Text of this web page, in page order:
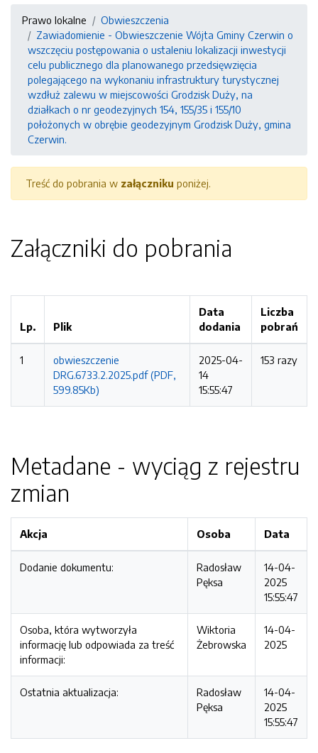
Prawo lokalne
Obwieszczenia
Zawiadomienie - Obwieszczenie Wójta Gminy Czerwin o
wszczęciu postępowania o ustaleniu lokalizacji inwestycji
celu publicznego dla planowanego przedsięwzięcia
polegającego na wykonaniu infrastruktury turystycznej
wzdłuż zalewu w miejscowości Grodzisk Duży, na
działkach o nr geodezyjnych 154, 155/35 i 155/10
położonych w obrębie geodezyjnym Grodzisk Duży, gmina
Czerwin.
Treść do pobrania w załączniku poniżej.
Załączniki do pobrania
Lp. Plik
Data
dodania
Liczba
pobrań
1
obwieszczenie
DRG.6733.2.2025.pdf (PDF,
599.85Kb)
2025-04-
14
15:55:47
153 razy
Metadane - wyciąg z rejestru
zmian
Akcja Osoba Data
Dodanie dokumentu:
Radosław
Pęksa
14-04-
2025
15:55:47
Osoba, która wytworzyła
informację lub odpowiada za treść
informacji:
Wiktoria
Żebrowska
14-04-
2025
Ostatnia aktualizacja:
Radosław
Pęksa
14-04-
2025
15:55:47